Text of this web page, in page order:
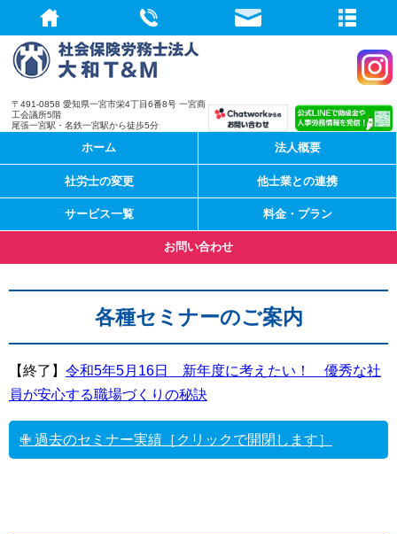
社会保険労
〒491-0858 愛知県一宮市栄4丁目6番8号 一宮商
工会議所5階
尾張一宮駅・名鉄一宮駅から徒歩5分
ホーム 法人概要
社労士の変更 他士業との連携
サービス一覧 料金・プラン
お問い合わせ
各種セミナーのご案内
【終了】 令和5年5月16日 新年度に考えたい！ 優秀な社
員が安心する職場づくりの秘訣
✙ 過去のセミナー実績［クリックで開閉します］